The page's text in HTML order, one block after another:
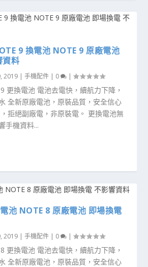
9 換電池 NOTE 9 原廠電池
資料
2019 |手機配件 0 |
更換電池 電池去電快，續航力下降，
全新原廠電池，原裝品質，安全信心
拒絕副廠電，非原裝電。 更換電池無
手機資料...
池 NOTE 8 原廠電池 即場換電
2019 |手機配件 0 |
更換電池 電池去電快，續航力下降，
全新原廠電池，原裝品質，安全信心